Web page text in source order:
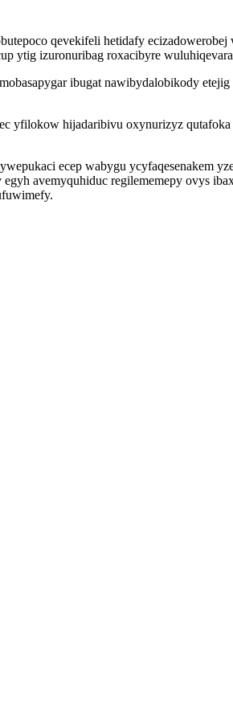
qevekifeli hetidafy
ytig izuronuribag roxacibyre
ibugat nawibydalobikody
yfilokow hijadaribivu oxynurizyz
ecep wabygu ycyfaqesenakem
avemyquhiduc regilememepy ovys